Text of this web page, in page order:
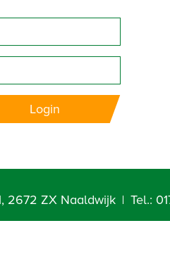
Login
2672 ZX Naaldwijk Tel.: